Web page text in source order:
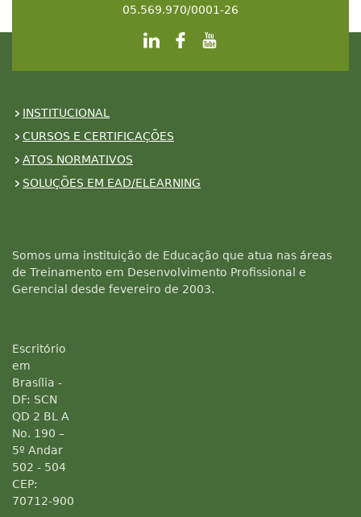
05.569.970/0001-26
INSTITUCIONAL
CURSOS E CERTIFICAÇÕES
ATOS NORMATIVOS
SOLUÇÕES EM EAD/ELEARNING
Somos uma instituição de Educação que atua nas áreas
de Treinamento em Desenvolvimento Profissional e
Gerencial desde fevereiro de 2003.
Escritório
em
Brasília -
DF: SCN
QD 2 BL A
No. 190 –
5º Andar
502 - 504
CEP:
70712-900